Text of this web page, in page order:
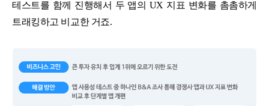
테스트를 함께 진행해서 두 앱의 UX 지표 변화를 촘촘하게
트래킹하고 비교한 거죠.